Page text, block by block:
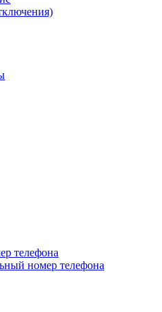
телефона
номер телефона